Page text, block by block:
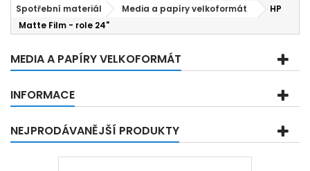
Spotřební materiál
Media a papíry velkoformát
HP
Matte Film - role 24"
MEDIA A PAPÍRY VELKOFORMÁT
INFORMACE
NEJPRODÁVANĚJŠÍ PRODUKTY